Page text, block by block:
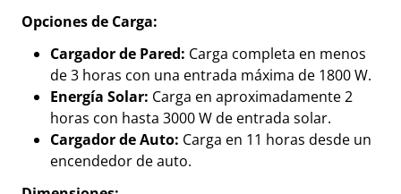
Opciones de Carga:
Cargador de Pared: Carga completa en menos
de 3 horas con una entrada máxima de 1800 W.
Energía Solar: Carga en aproximadamente 2
horas con hasta 3000 W de entrada solar.
Cargador de Auto: Carga en 11 horas desde un
encendedor de auto.